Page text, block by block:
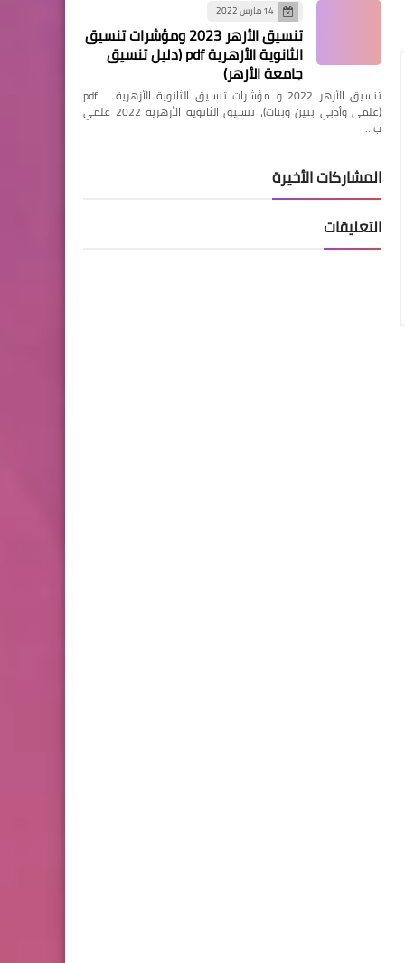
التسجيل الإلكتروني للطلاب
المستجدين
موعد إعلان نتائج المقبولين
في الصف الأول الإبتدائي في
التسجيل الإلكتروني
14 مارس 2022
تنسيق الأزهر 2023 ومؤشرات تنسيق
الثانوية الأزهرية pdf (دليل تنسيق
جامعة الأزهر)
تنسيق الأزهر 2022 و مؤشرات تنسيق الثانوية الأزهرية pdf
(علمى وأدبي بنين وبنات)، تنسيق الثانوية الأزهرية 2022 علمي
ب…
المشاركات الأخيرة
التعليقات